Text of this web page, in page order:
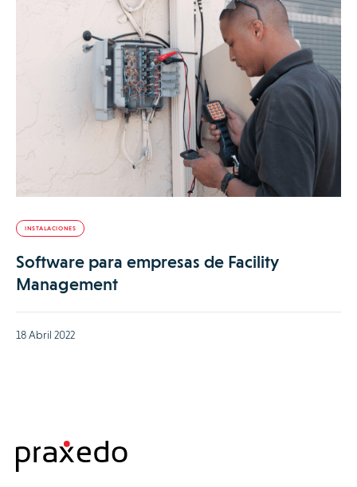
INSTALACIONES
Software para empresas de Facility
Management
18 Abril 2022